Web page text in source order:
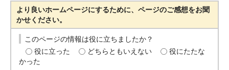
より良いホームページにするために、ページのご感想をお聞
かせください。
このページの情報は役に立ちましたか？
役に立った
どちらともいえない
役にたたな
かった